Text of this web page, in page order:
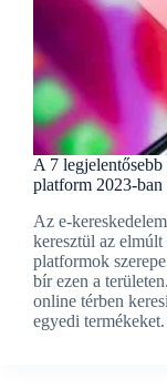
A 7
platform 2023-ban
Az e-
keresztül az elmúlt
platformok
bír ezen a
online térben
egyedi